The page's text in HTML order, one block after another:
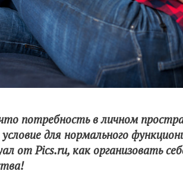
потребность в личном
для нормального
от Pics.ru, как организовать